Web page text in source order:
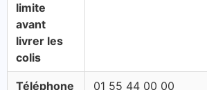
limite
avant
livrer les
colis
Téléphone 01 55 44 00 00